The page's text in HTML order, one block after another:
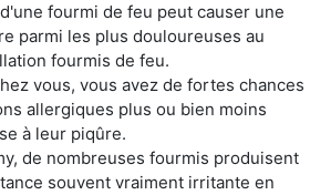
fourmi de feu peut causer une
parmi les plus douloureuses au
fourmis de feu.
vous, vous avez de fortes chances
allergiques plus ou bien moins
à leur piqûre.
de nombreuses fourmis produisent
souvent vraiment irritante en